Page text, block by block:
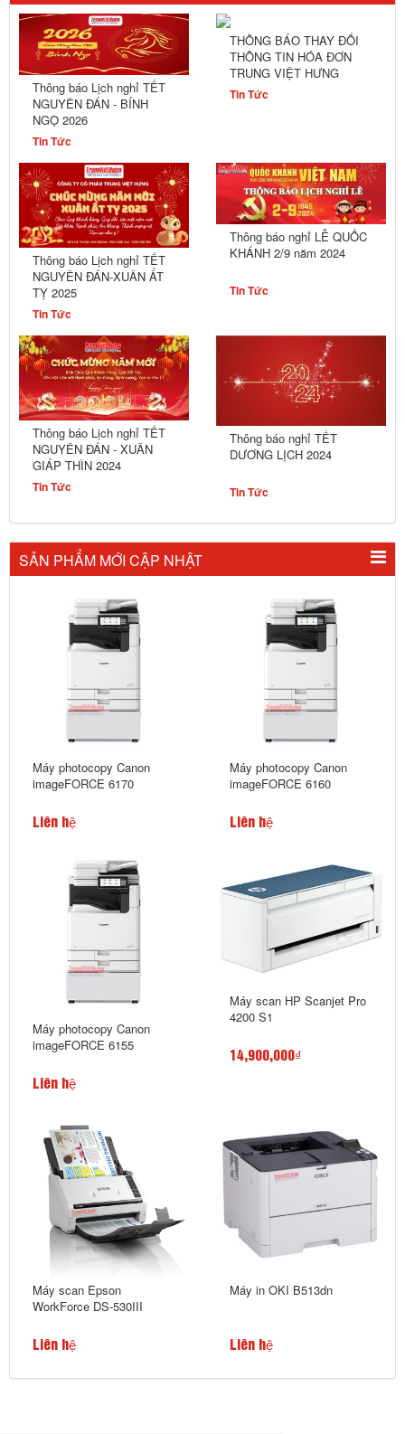
Thông báo Lịch nghỉ TẾT
NGUYÊN ĐÁN - BÍNH
NGỌ 2026
Tin Tức
THÔNG BÁO THAY ĐỔI
THÔNG TIN HÓA ĐƠN
TRUNG VIỆT HƯNG
Tin Tức
Thông báo Lịch nghỉ TẾT
NGUYÊN ĐÁN-XUÂN ẤT
TỴ 2025
Tin Tức
Thông báo nghỉ LỄ QUỐC
KHÁNH 2/9 năm 2024
Tin Tức
Thông báo Lịch nghỉ TẾT
NGUYÊN ĐÁN - XUÂN
GIÁP THÌN 2024
Tin Tức
Thông báo nghỉ TẾT
DƯƠNG LỊCH 2024
Tin Tức
SẢN PHẨM MỚI CẬP NHẬT
Máy photocopy Canon
imageFORCE 6170
Liên hệ
Máy photocopy Canon
imageFORCE 6160
Liên hệ
Máy photocopy Canon
imageFORCE 6155
Liên hệ
Máy scan HP Scanjet Pro
4200 S1
14,900,000₫
Máy scan Epson
WorkForce DS-530III
Liên hệ
Máy in OKI B513dn
Liên hệ